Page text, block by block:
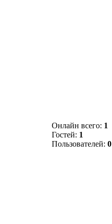
Онлайн всего: 1
Гостей: 1
Пользователей: 0